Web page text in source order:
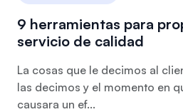
9 herramientas para
servicio de calidad
La cosas que le decimos al
las decimos y el momento en
causara un ef...